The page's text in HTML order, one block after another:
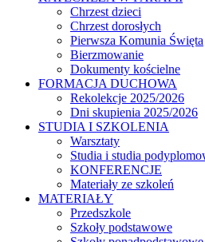
Chrzest dzieci
Chrzest dorosłych
Pierwsza Komunia Święta
Bierzmowanie
Dokumenty kościelne
FORMACJA DUCHOWA
Rekolekcje 2025/2026
Dni skupienia 2025/2026
STUDIA I SZKOLENIA
Warsztaty
Studia i studia
KONFERENCJE
Materiały ze szkoleń
MATERIAŁY
Przedszkole
Szkoły podstawowe